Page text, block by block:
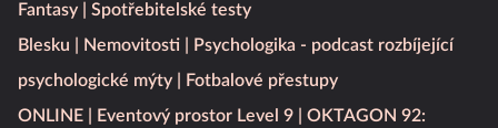
Fantasy
Spotřebitelské testy
Blesku
Nemovitosti
Psychologika - podcast rozbíjející
psychologické mýty
Fotbalové přestupy
ONLINE
Eventový prostor Level 9
OKTAGON 92: